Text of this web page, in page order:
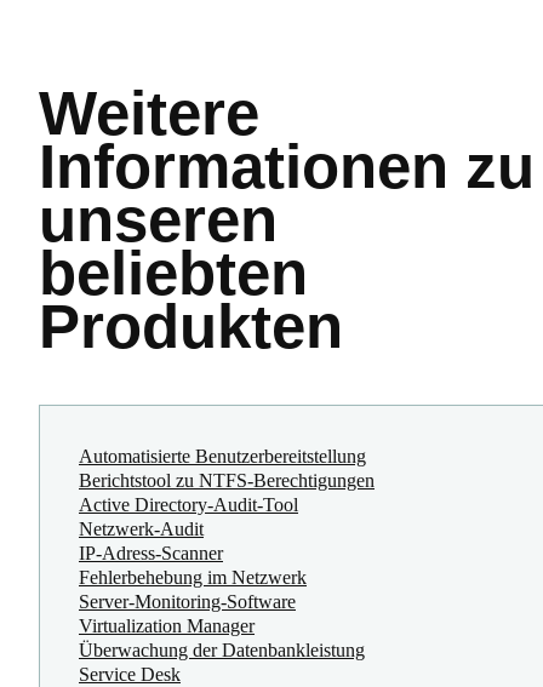
Weitere
Informationen zu
unseren
beliebten
Produkten
Automatisierte Benutzerbereitstellung
Berichtstool zu NTFS-Berechtigungen
Active Directory-Audit-Tool
Netzwerk-Audit
IP-Adress-Scanner
Fehlerbehebung im Netzwerk
Server-Monitoring-Software
Virtualization Manager
Überwachung der Datenbankleistung
Service Desk